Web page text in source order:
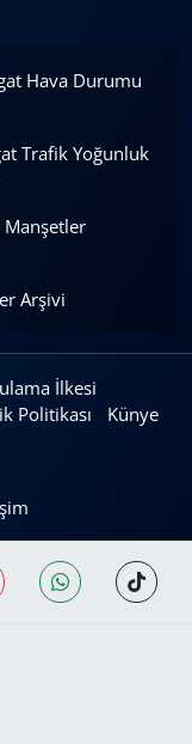
Hava Durumu
Trafik Yoğunluk
Manşetler
Arşivi
İlkesi
Politikası
Künye